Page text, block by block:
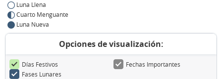
Luna Llena
Cuarto Menguante
Luna Nueva
Opciones de visualización:
Días Festivos
Fechas Importantes
Fases Lunares